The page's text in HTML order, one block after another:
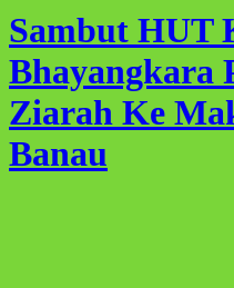
Sambut HUT
Bhayangkara
Ziarah Ke
Banau